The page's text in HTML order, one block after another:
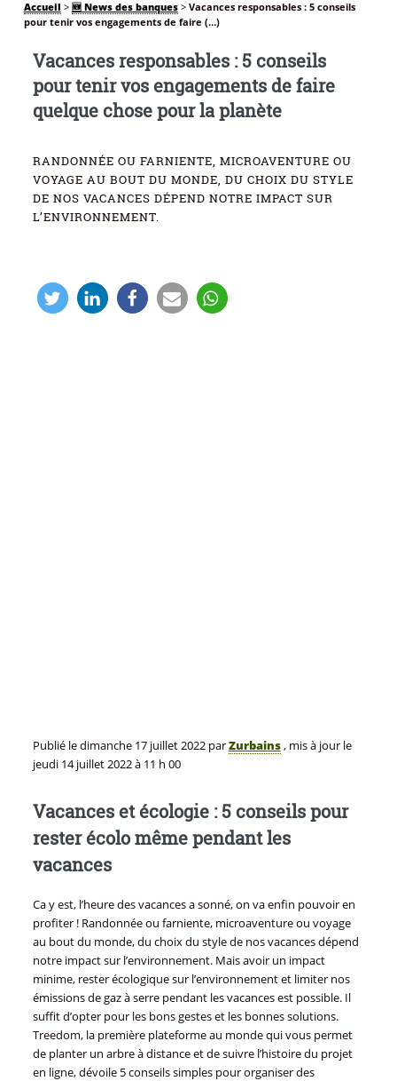
Accueil > 🆕 News des banques> Vacances responsables : 5 conseils
pour tenir vos engagements de faire (…)
Vacances responsables : 5 conseils
pour tenir vos engagements de faire
quelque chose pour la planète
RANDONNÉE OU FARNIENTE, MICROAVENTURE OU
VOYAGE AU BOUT DU MONDE, DU CHOIX DU STYLE
DE NOS VACANCES DÉPEND NOTRE IMPACT SUR
L’ENVIRONNEMENT.
Publié ledimanche 17 juillet 2022parZurbains, mis à jour le
jeudi 14 juillet 2022 à 11 h 00
Vacances et écologie : 5 conseils pour
rester écolo même pendant les
vacances
Ca y est, l’heure des vacances a sonné, on va enfin pouvoir en
profiter ! Randonnée ou farniente, microaventure ou voyage
au bout du monde, du choix du style de nos vacances dépend
notre impact sur l’environnement. Mais avoir un impact
minime, rester écologique sur l’environnement et limiter nos
émissions de gaz à serre pendant les vacances est possible. Il
suffit d’opter pour les bons gestes et les bonnes solutions.
Treedom, la première plateforme au monde qui vous permet
de planter un arbre à distance et de suivre l’histoire du projet
en ligne, dévoile 5 conseils simples pour organiser des